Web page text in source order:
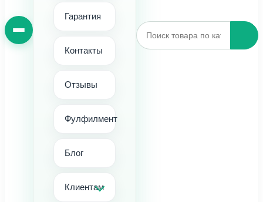
Гарантия
Контакты
Отзывы
Фулфилмент
Блог
Клиентам